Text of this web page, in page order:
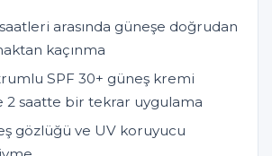
arasında güneşe doğrudan
kaçınma
SPF 30+ güneş kremi
2 saatte bir tekrar uygulama
gözlüğü ve UV koruyucu